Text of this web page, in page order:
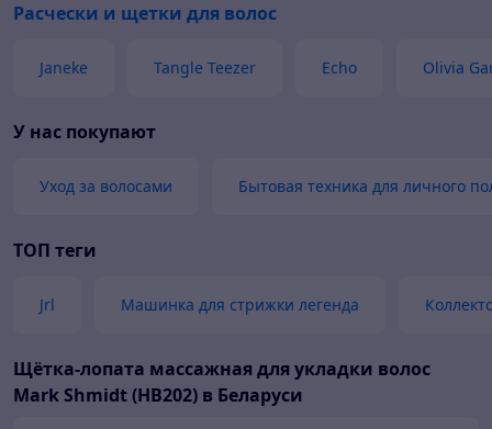
Расчески и щетки для волос
Janeke Tangle Teezer Echo Olivia
У нас покупают
Уход за волосами Бытовая техника для личного
ТОП теги
Jrl Машинка для стрижки легенда
Щётка-лопата массажная для укладки волос
Mark Shmidt (HB202) в Беларуси